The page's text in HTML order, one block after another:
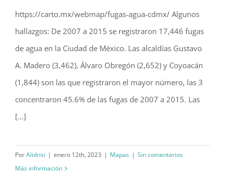
de 2007 a 2015 en la CDMX
https://carto.mx/webmap/fugas-agua-cdmx/ Algunos
hallazgos: De 2007 a 2015 se registraron 17,446 fugas
de agua en la Ciudad de México. Las alcaldías Gustavo
A. Madero (3,462), Álvaro Obregón (2,652) y Coyoacán
(1,844) son las que registraron el mayor número, las 3
concentraron 45.6% de las fugas de 2007 a 2015. Las
[...]
PorAlidrisi | enero 12th, 2023 | Mapas | Sin comentarios
Más información